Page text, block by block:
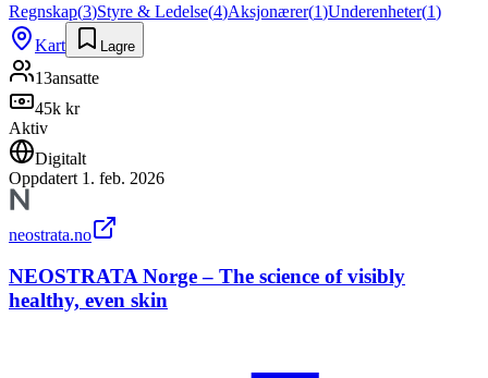
Regnskap(3)Styre & Ledelse(4)Aksjonærer(1)Underenheter(1)
Kart
Lagre
13ansatte
45k kr
Aktiv
Digitalt
Oppdatert 1. feb. 2026
neostrata.no
NEOSTRATA Norge – The science of visibly
healthy, even skin